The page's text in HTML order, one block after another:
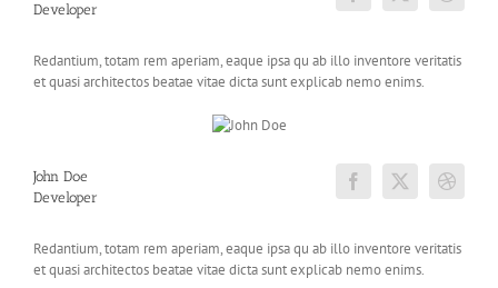
Developer
Redantium, totam rem aperiam, eaque ipsa qu ab illo inventore veritatis
et quasi architectos beatae vitae dicta sunt explicab nemo enims.
John Doe
Developer
Redantium, totam rem aperiam, eaque ipsa qu ab illo inventore veritatis
et quasi architectos beatae vitae dicta sunt explicab nemo enims.